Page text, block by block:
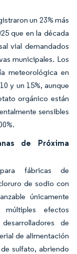
un 23% más
que en la década
vial demandados
municipales. Los
meteorológica en
y un 15%, aunque
orgánico están
sensibles
de Próxima
fábricas de
de sodio con
únicamente
efectos
de
de alimentación
sulfato, abriendo